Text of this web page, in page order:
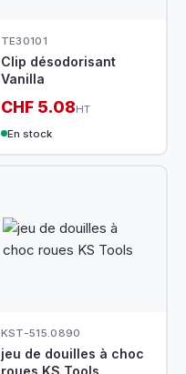
TE30101
Clip désodorisant
Vanilla
CHF 5.08HT
En stock
KST-515.0890
jeu de douilles à choc
roues KS Tools